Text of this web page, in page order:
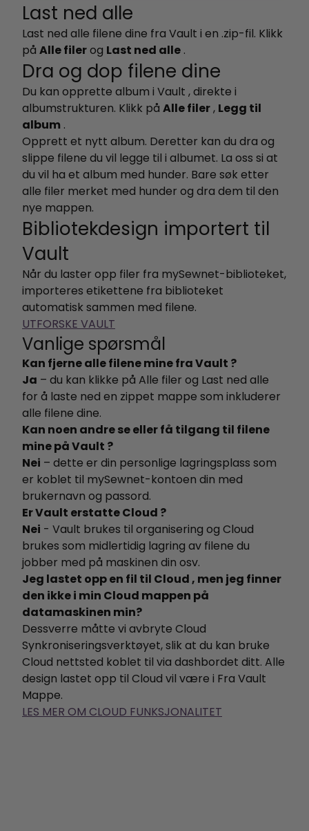
Last ned alle
Last ned alle filene dine fra Vault i en .zip-fil. Klikk
på Alle filerog Last ned alle .
Dra og dop filene dine
Du kan opprette album i Vault , direkte i
albumstrukturen. Klikk på Alle filer, Legg til
album .
Opprett et nytt album. Deretter kan du dra og
slippe filene du vil legge til i albumet. La oss si at
du vil ha et album med hunder. Bare søk etter
alle filer merket med hunder og dra dem til den
nye mappen.
Bibliotekdesign importert til
Vault
Når du laster opp filer fra mySewnet-biblioteket,
importeres etikettene fra biblioteket
automatisk sammen med filene.
UTFORSKE VAULT
Vanlige spørsmål
Kan fjerne alle filene mine fra Vault ?
Ja – du kan klikke på Alle filer og Last ned alle
for å laste ned en zippet mappe som inkluderer
alle filene dine.
Kan noen andre se eller få tilgang til filene
mine på Vault ?
Nei – dette er din personlige lagringsplass som
er koblet til mySewnet-kontoen din med
brukernavn og passord.
Er Vault erstatte Cloud ?
Nei - Vault brukes til organisering og Cloud
brukes som midlertidig lagring av filene du
jobber med på maskinen din osv.
Jeg lastet opp en fil til Cloud , men jeg finner
den ikke i min Cloud mappen på
datamaskinen min?
Dessverre måtte vi avbryte Cloud
Synkroniseringsverktøyet, slik at du kan bruke
Cloud nettsted koblet til via dashbordet ditt. Alle
design lastet opp til Cloud vil være i Fra Vault
Mappe.
LES MER OM CLOUD FUNKSJONALITET